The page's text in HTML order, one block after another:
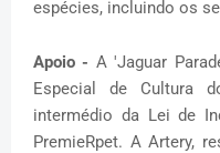
espécies, incluindo os
Apoio - A 'Jaguar
Especial de Cultura
intermédio da Lei de
PremieRpet. A Artery,